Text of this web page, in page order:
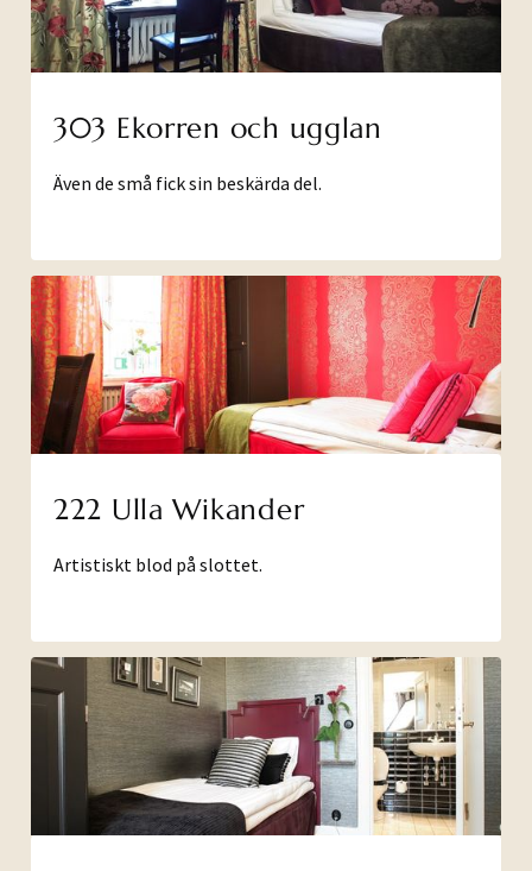
303 Ekorren och ugglan
Även de små fick sin beskärda del.
222 Ulla Wikander
Artistiskt blod på slottet.